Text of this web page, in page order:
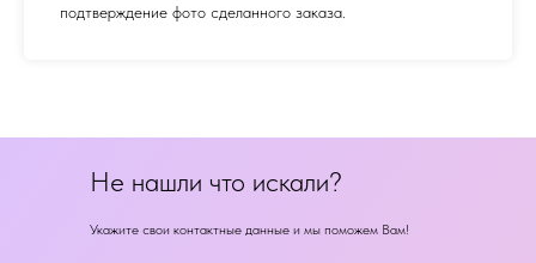
подтверждение фото сделанного заказа.
Не нашли что искали?
Укажите свои контактные данные и мы поможем Вам!